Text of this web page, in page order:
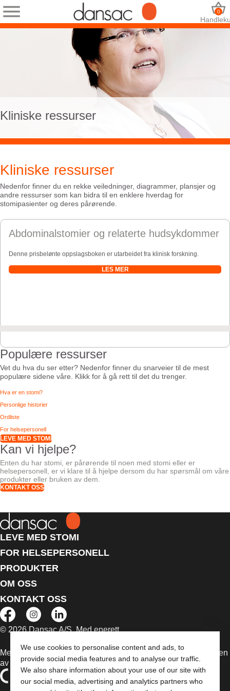
We use cookies to personalise content and ads, to
provide social media features and to analyse our traffic.
We also share information about your use of our site with
our social media, advertising and analytics partners who
0
Kliniske ressurser
Kliniske ressurser
Nedenfor finner du en rekke veiledninger, diagrammer, plansjer og
andre ressurser som kan bidra til en enklere hverdag for
stomipasienter og deres pårørende.
Abdominalstomier og relaterte hudsykdommer
Denne prisbelønte oppslagsboken er utarbeidet fra klinisk forskning.
LES MER
Populære ressurser
Vet du hva du ser etter? Nedenfor finner du snarveier til de mest
populære sidene våre. Klikk for å gå rett til det du trenger.
Hva er en stomi?
Personlige historier
Ordliste
For helsepersonell
LEVE MED STOMI
Kan vi hjelpe?
Enten du har stomi, er pårørende til noen med stomi eller er
helsepersonell, er vi klare til å hjelpe dersom du har spørsmål om våre
produkter eller bruken av dem.
KONTAKT OSS
LEVE MED STOMI
FOR HELSEPERSONELL
PRODUKTER
OM OSS
KONTAKT OSS
© 2026 Dansac A/S. Med enerett.
Medisinsk utstyr som selges i EU er etter behov merket med en
av følgende symboler